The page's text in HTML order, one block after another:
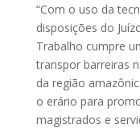
“Com o uso da
disposições do
Trabalho cumpre
transpor barreiras
da região
o erário para
magistrados e